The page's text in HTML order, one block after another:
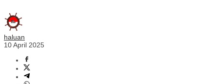
haluan
10 April 2025